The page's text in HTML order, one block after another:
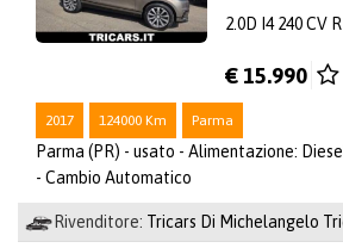
2.0D I4 240 CV
€ 15.990
2017 124000 Km Parma
Parma (PR) - usato - Alimentazione:
- Cambio Automatico
Rivenditore: Tricars Di Michelangelo